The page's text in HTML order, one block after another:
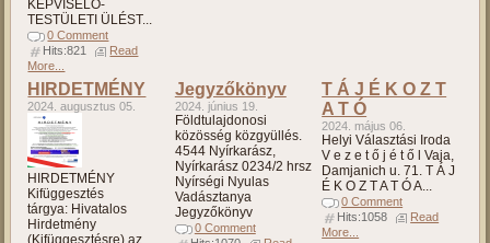
KÉPVISELŐ-
TESTÜLETI ÜLÉST...
0 Comment
Hits:821
Read
More...
HIRDETMÉNY
2024. augusztus 05.
HIRDETMÉNY
Kifüggesztés
tárgya: Hivatalos
Hirdetmény
Jegyzőkönyv
2024. június 19.
Földtulajdonosi
közösség közgyüllés.
4544 Nyírkarász,
Nyírkarász 0234/2 hrsz
Nyírségi Nyulas
Vadásztanya
Jegyzőkönyv
0 Comment
T Á J É K O Z T
A T Ó
2024. május 06.
Helyi Választási Iroda
V e z e t ő j é t ő l Vaja,
Damjanich u. 71. T Á J
É K O Z T A T Ó A...
0 Comment
Hits:1058
Read
More...